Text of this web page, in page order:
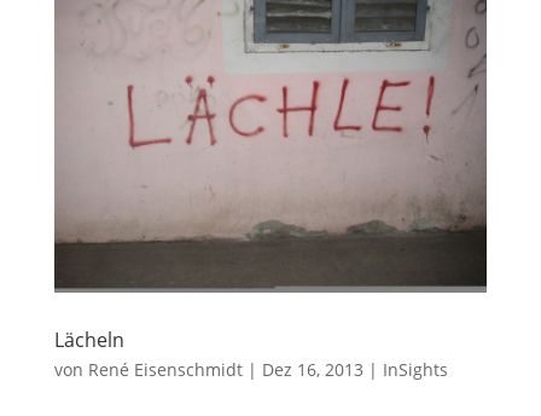
Lächeln
von René Eisenschmidt| Dez 16, 2013 | InSights